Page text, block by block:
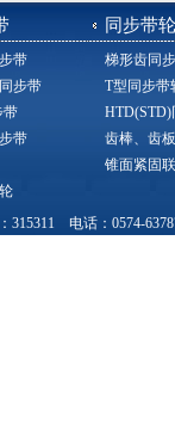
带
步带
带
带
同步带轮
梯形齿同
T型同步带
齿棒、齿板
锥面紧固
电话：0574-